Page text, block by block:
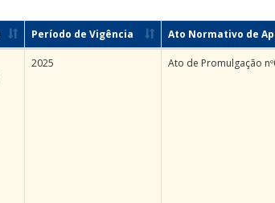
Período de Vigência Ato Normativo de
2025 Ato de Promulgação